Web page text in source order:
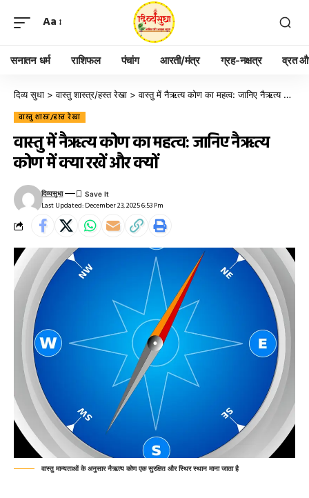
Aa
सनातन धर्म राशिफल पंचांग आरती/मंत्र ग्रह-नक्षत्र व्रत
दिव्य सुधा >वास्तु शास्त्र/हस्त रेखा >वास्तु में नैऋत्य कोण का महत्व: जानिए नैऋत्य कोण में क्या रखें और क्यों
वास्तु शास्त्र/हस्त रेखा
वास्तु में नैऋत्य कोण का महत्व: जानिए नैऋत्य
कोण में क्या रखें और क्यों
Last Updated: December 23, 2025 6:53 Pm
दिव्यसुधा
वास्तु मान्यताओं के अनुसार नैऋत्य कोण एक सुरक्षित और स्थिर स्थान माना जाता है